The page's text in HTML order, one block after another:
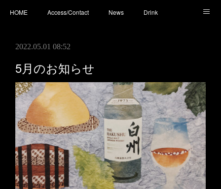
HOME Access/Contact News Drink
2022.05.01 08:52
5月のお知らせ